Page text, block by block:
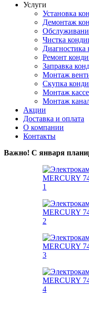
Услуги
Установка
Демонтаж
Чистка
Диагностика
Ремонт
Заправка
Монтаж
Скупка
Монтаж
Монтаж
Акции
Доставка и оплата
О компании
Контакты
Важно! С января